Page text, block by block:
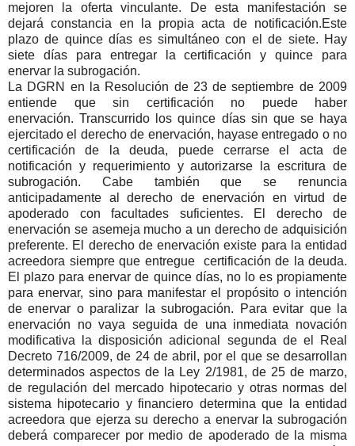
mejoren la oferta vinculante. De esta manifestación se
dejará constancia en la propia acta de notificación.Este
plazo de quince días es simultáneo con el de siete. Hay
siete días para entregar la certificación y quince para
enervar la subrogación.
La DGRN en la Resolución de 23 de septiembre de 2009
entiende que sin certificación no puede haber
enervación. Transcurrido los quince días sin que se haya
ejercitado el derecho de enervación, hayase entregado o no
certificación de la deuda, puede cerrarse el acta de
notificación y requerimiento y autorizarse la escritura de
subrogación. Cabe también que se renuncia
anticipadamente al derecho de enervación en virtud de
apoderado con facultades suficientes. El derecho de
enervación se asemeja mucho a un derecho de adquisición
preferente. El derecho de enervación existe para la entidad
acreedora siempre que entregue certificación de la deuda.
El plazo para enervar de quince días, no lo es propiamente
para enervar, sino para manifestar el propósito o intención
de enervar o paralizar la subrogación. Para evitar que la
enervación no vaya seguida de una inmediata novación
modificativa la disposición adicional segunda de el Real
Decreto 716/2009, de 24 de abril, por el que se desarrollan
determinados aspectos de la Ley 2/1981, de 25 de marzo,
de regulación del mercado hipotecario y otras normas del
sistema hipotecario y financiero determina que la entidad
acreedora que ejerza su derecho a enervar la subrogación
deberá comparecer por medio de apoderado de la misma